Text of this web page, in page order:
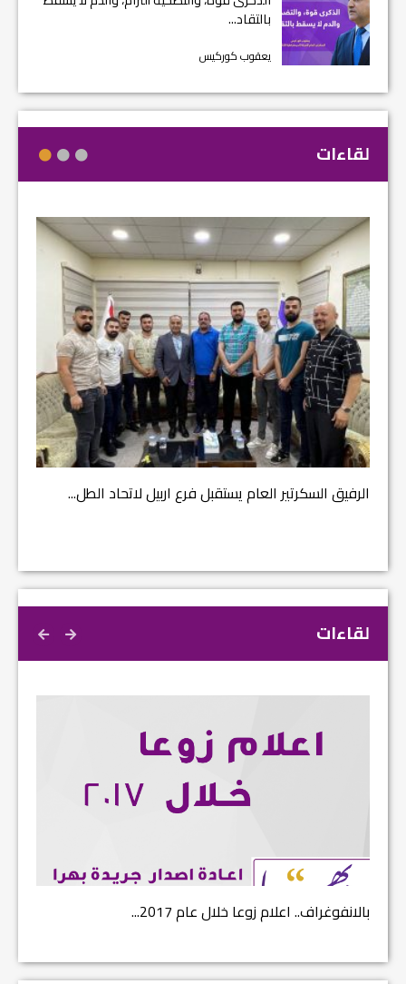
بالتقاد...
يعقوب كوركيس
لقاءات
الرفيق السكرتير العام يستقبل فرع اربيل لاتحاد الطل...
لقاءات
بالانفوغراف.. اعلام زوعا خلال عام 2017...